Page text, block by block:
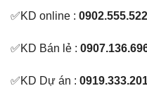
✅KD online :
✅KD Bán lẻ :
✅KD Dự án :